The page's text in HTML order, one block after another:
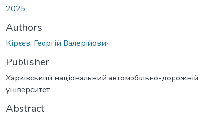
2025
Authors
Кірєєв, Георгій Валерійович
Publisher
Харківський національний автомобільно-дорожній
університет
Abstract